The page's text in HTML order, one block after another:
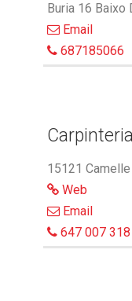
Buria 16 Baixo
Email
687185066
15121
Web
Email
647 007 318